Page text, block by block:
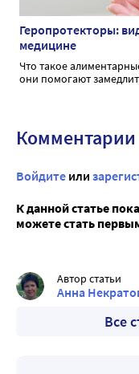
Геропротекторы:
медицине
Что такое
они помогают
Комментарии
Войдите или
К данной статье
можете стать
Автор статьи
Анна
Все